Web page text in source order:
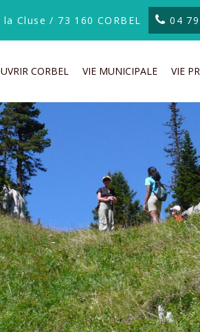
Cluse / 73 160 CORBEL 04
CORBEL VIE MUNICIPALE VIE